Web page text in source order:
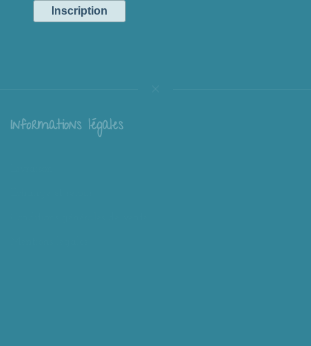
Informations légales